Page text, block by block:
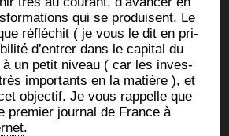
qui se pro­duisent. Le
réflé­chit ( je vous le dit en pri­
d’entrer dans le capi­tal du
à un petit niveau ( car les inves­
impor­tants en la matière ), et
objec­tif. Je vous rap­pelle que
pre­mier jour­nal de France à
.